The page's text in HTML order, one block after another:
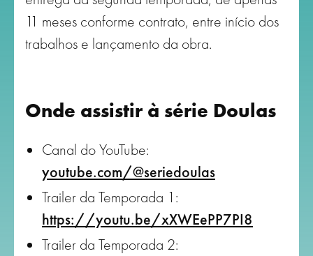
11 meses conforme contrato, entre início dos
trabalhos e lançamento da obra.
Onde assistir à série Doulas
Canal do YouTube:
youtube.com/@seriedoulas
Trailer da Temporada 1:
https://youtu.be/xXWEePP7PI8
Trailer da Temporada 2: